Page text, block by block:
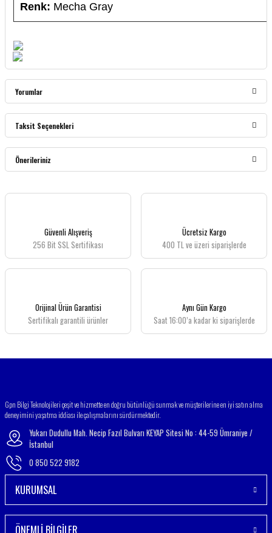
Renk: Mecha Gray
Yorumlar
Bu ürüne ilk yorumu siz yapın!
Taksit Seçenekleri
Önerileriniz
Bu ürünün fiyat bilgisi, resim, ürün açıklamalarında ve diğer konularda yetersiz
Ürün resmi kalitesiz, bozuk veya görüntülenemiyor.
Bu ürüne benzer farklı alternatifler olmalı.
Güvenli Alışveriş
256 Bit SSL Sertifikası
Ücretsiz Kargo
400 TL ve üzeri siparişlerde
Orijinal Ürün Garantisi
Sertifikalı garantili ürünler
Aynı Gün Kargo
Saat 16:00’a kadar ki siparişlerde
Gpn Bilgi Teknolojileri çeşit ve hizmette en doğru bütünlüğü sunmak ve müşterilerine en iyi satın alma
deneyimini yaşatma iddiası ile çalışmalarını sürdürmektedir.
Yukarı Dudullu Mah. Necip Fazıl Bulvarı KEYAP Sitesi No : 44-59 Ümraniye /
İstanbul
0 850 522 9182
KURUMSAL
ÖNEMLİ BİLGİLER